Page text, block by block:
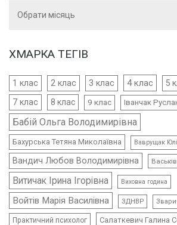
ХМАРКА ТЕГІВ
1 клас 2 клас 3 клас 4 клас 5
7 клас 8 клас 9 клас Іванчак
Бабій Ольга Володимирівна
Бахурська Тетяна Миколаївна Ваврущак
Вандич Любов Володимирівна
Витичак Ірина Ігорівна Виховна година
Войтів Марія Василівна ЗДНВР
Практичний психолог Салаткевич Галина